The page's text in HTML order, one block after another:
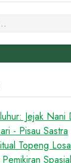
Jejak Nani
- Pisau Sastra
Topeng